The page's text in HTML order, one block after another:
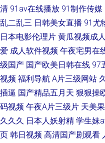
清 91av在线播放 91制作传媒
乱二乱三 日韩美女直播 91尤
日本电影伦理片 黄瓜视频成人
爱 成人软件视频 午夜宅男在
级国产 国产欧美日韩在线 97
视频 福利导航 A片三级网站
插逼 国产精品五月天 狠狠操
码视频 午夜A片三级片 天美
久久久 日本人妖射精 学生妹
页 韩日视频 高清国产剧观看